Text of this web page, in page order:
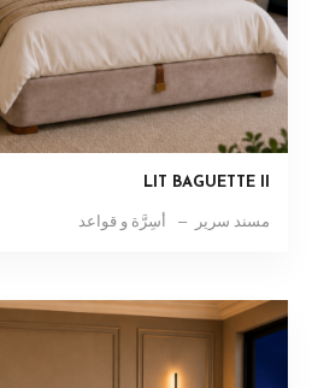
LIT BAGUETTE II
أسِرَّة و قواعد مسند سرير